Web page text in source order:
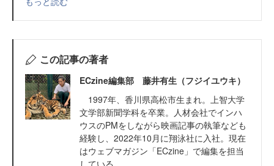
この記事の著者
ECzine編集部 藤井有生（フジイユウキ）
1997年、香川県高松市生まれ。上智大学
文学部新聞学科を卒業。人材会社でインハ
ウスのPMをしながら映画記事の執筆なども
経験し、2022年10月に翔泳社に入社。現在
はウェブマガジン「ECzine」で編集を担当